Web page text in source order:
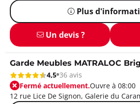
Plus
Un devis ?
Garde Meubles MATRALOC
4,5 36 avis
Fermé actuellement.Ouvre à 08:00
12 rue Lice De Signon, Galerie du